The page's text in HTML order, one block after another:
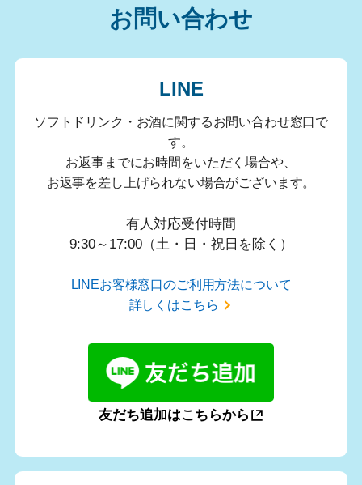
お問い合わせ
LINE
ソフトドリンク・お酒に関するお問い合わせ窓口で
す。
お返事までにお時間をいただく場合や、
お返事を差し上げられない場合がございます。
有人対応受付時間
9:30～17:00（土・日・祝日を除く）
LINEお客様窓口のご利用方法について
詳しくはこちら
友だち追加はこちらから